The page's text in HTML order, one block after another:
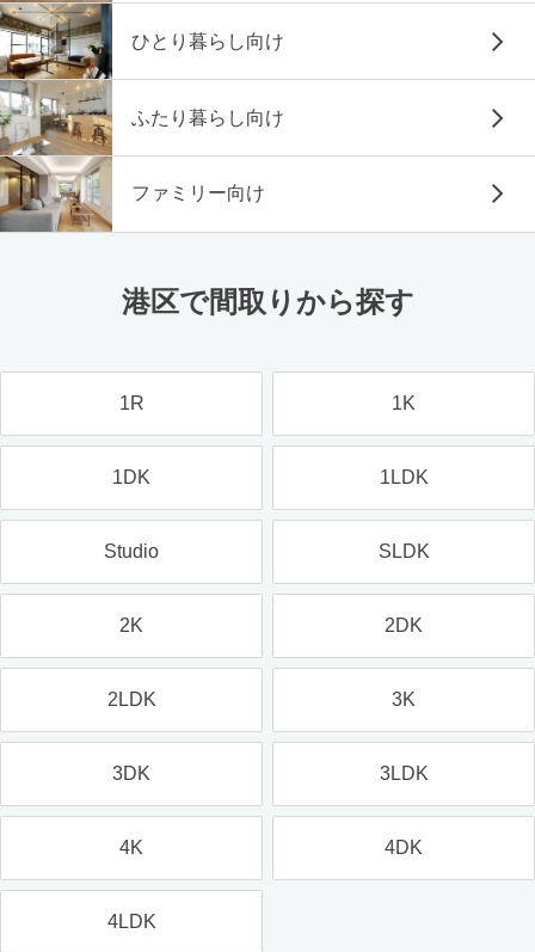
ひとり暮らし向け
ふたり暮らし向け
ファミリー向け
港区で間取りから探す
1R 1K
1DK 1LDK
Studio SLDK
2K 2DK
2LDK 3K
3DK 3LDK
4K 4DK
4LDK